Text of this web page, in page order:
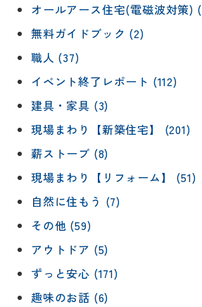
オールアース住宅(電磁波対策)
無料ガイドブック (2)
職人 (37)
イベント終了レポート (112)
建具・家具 (3)
現場まわり【新築住宅】 (201)
薪ストーブ (8)
現場まわり【リフォーム】 (51)
自然に住もう (7)
その他 (59)
アウトドア (5)
ずっと安心 (171)
趣味のお話 (6)